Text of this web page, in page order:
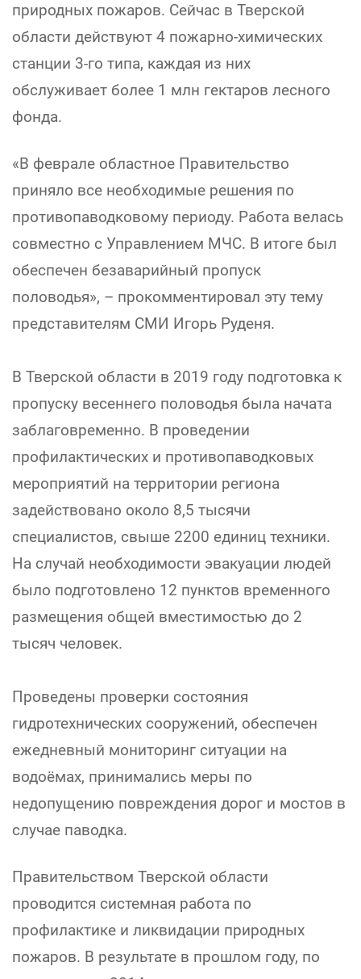
природных пожаров. Сейчас в Тверской
области действуют 4 пожарно-химических
станции 3-го типа, каждая из них
обслуживает более 1 млн гектаров лесного
фонда.
«В феврале областное Правительство
приняло все необходимые решения по
противопаводковому периоду. Работа велась
совместно с Управлением МЧС. В итоге был
обеспечен безаварийный пропуск
половодья», – прокомментировал эту тему
представителям СМИ Игорь Руденя.
В Тверской области в 2019 году подготовка к
пропуску весеннего половодья была начата
заблаговременно. В проведении
профилактических и противопаводковых
мероприятий на территории региона
задействовано около 8,5 тысячи
специалистов, свыше 2200 единиц техники.
На случай необходимости эвакуации людей
было подготовлено 12 пунктов временного
размещения общей вместимостью до 2
тысяч человек.
Проведены проверки состояния
гидротехнических сооружений, обеспечен
ежедневный мониторинг ситуации на
водоёмах, принимались меры по
недопущению повреждения дорог и мостов в
случае паводка.
Правительством Тверской области
проводится системная работа по
профилактике и ликвидации природных
пожаров. В результате в прошлом году, по